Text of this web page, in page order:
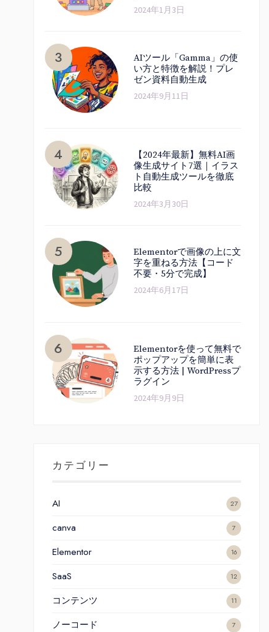
2024年1月3日
AIツール「Gamma」の使
い方と特徴を解説！プレ
ゼン資料自動生成
2024年9月11日
【2024年最新】無料AI画
像生成サイト7選｜イラス
ト自動生成ツールを徹底
比較
2024年3月30日
Elementorで画像の上に文
字を重ねる方法【コード
不要・5分で完成】
2024年6月17日
Elementorを使って無料で
ポップアップを簡単に表
示する方法 | WordPressプ
ラグイン
2024年9月9日
カテゴリー
AI 27
canva 7
Elementor 16
SaaS 12
コンテンツ 11
ノーコード 7